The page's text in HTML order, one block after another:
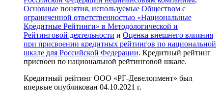
Основные понятия, используемые Обществом с
ограниченной ответственностью «Национальные
Кредитные Рейтинги» в Методологической и
Рейтинговой деятельности и Оценка внешнего влияния
при присвоении кредитных рейтингов по национальной
шкале для Российской Федерации. Кредитный рейтинг
присвоен по национальной рейтинговой шкале.
Кредитный рейтинг ООО «РГ-Девелопмент» был
впервые опубликован 04.10.2021 г.